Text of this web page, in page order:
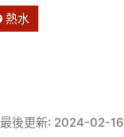
熱水
最後更新: 2024-02-16